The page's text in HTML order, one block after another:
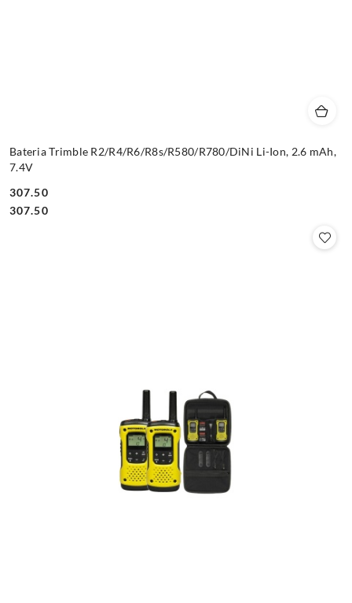
Bateria Trimble R2/R4/R6/R8s/R580/R780/DiNi Li-Ion, 2.6 mAh,
7.4V
Cena:
307.50
Cena:
307.50